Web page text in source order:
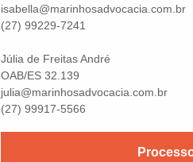
isabella@marinhosadvocacia.com.br
(27) 99229-7241
Júlia de Freitas André
OAB/ES 32.139
julia@marinhosadvocacia.com.br
(27) 99917-5566